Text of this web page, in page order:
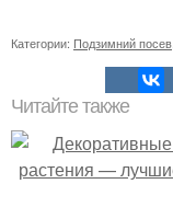
Категории: Подзимний посев
Читайте также